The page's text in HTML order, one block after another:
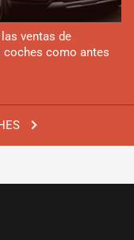
ventas de
coches como antes